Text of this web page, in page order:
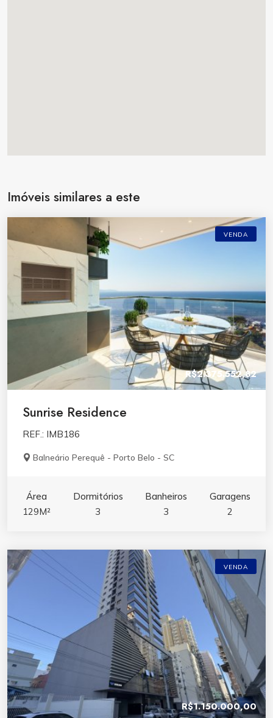
Imóveis similares a este
VENDA
R$2.375.552,82
Sunrise Residence
REF.: IMB186
Balneário Perequê - Porto Belo - SC
Área
129M²
Dormitórios
3
Banheiros
3
Garagens
2
VENDA
R$1.150.000,00